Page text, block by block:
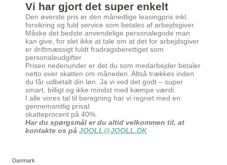
Vi har gjort det super enkelt
Den øverste pris er den månedlige leasingpris inkl.
forsikring og fuld service som betales af arbejdsgiver.
Måske det bedste anvendelige personalegode man
kan give, for slet ikke at tale om at det for arbejdsgiver
er driftmæssigt fuldt fradragsberettiget som
personaleudgifter.
Prisen nedenunder er det du som medarbejder betaler
netto over skatten om måneden. Altså trækkes inden
du får udbetalt din løn. Ja vi ved det godt – super
smart, billigt og ikke mindst med kæmpe værdi.
I alle vores tal til beregning har vi regnet med en
gennemsnitlig privat
skatteprocent på 40%.
Har du spørgsmål er du altid velkommen til, at
kontakte os på JOOLL@JOOLL.DK